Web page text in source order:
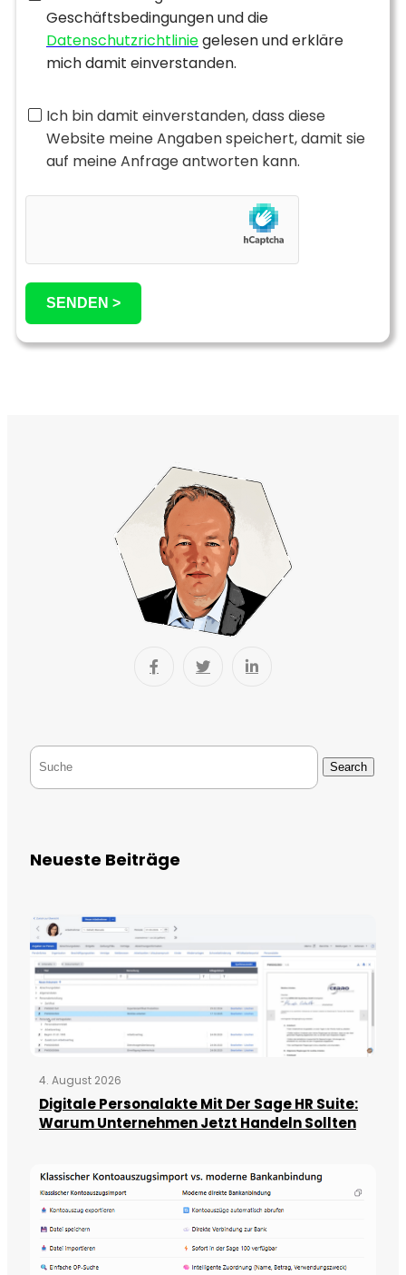
Geschäftsbedingungen und die
Datenschutzrichtliniegelesen und erkläre
mich damit einverstanden.
Ich bin damit einverstanden, dass diese
Website meine Angaben speichert, damit sie
auf meine Anfrage antworten kann.
SENDEN >
Search
Neueste Beiträge
4. August 2026
Digitale Personalakte Mit Der Sage HR Suite:
Warum Unternehmen Jetzt Handeln Sollten